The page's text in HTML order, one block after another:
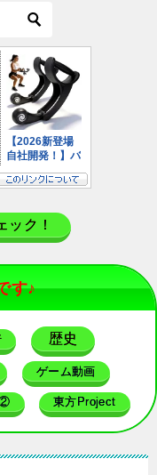
ク！
す♪
歴史
ゲーム動画
② 東方Project